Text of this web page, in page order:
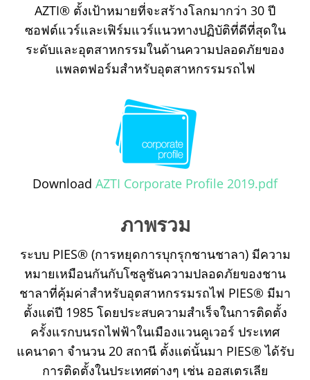
AZTI® ตั้งเป้าหมายที่จะสร้างโลกมากว่า 30 ปี
ซอฟต์แวร์และเฟิร์มแวร์แนวทางปฏิบัติที่ดีที่สุดใน
ระดับและอุตสาหกรรมในด้านความปลอดภัยของ
แพลตฟอร์มสำหรับอุตสาหกรรมรถไฟ
Download AZTI Corporate Profile 2019.pdf
ภาพรวม
ระบบ PIES® (การหยุดการบุกรุกชานชาลา) มีความ
หมายเหมือนกันกับโซลูชันความปลอดภัยของชาน
ชาลาที่คุ้มค่าสำหรับอุตสาหกรรมรถไฟ PIES® มีมา
ตั้งแต่ปี 1985 โดยประสบความสำเร็จในการติดตั้ง
ครั้งแรกบนรถไฟฟ้าในเมืองแวนคูเวอร์ ประเทศ
แคนาดา จำนวน 20 สถานี ตั้งแต่นั้นมา PIES® ได้รับ
การติดตั้งในประเทศต่างๆ เช่น ออสเตรเลีย